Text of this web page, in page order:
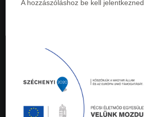
A hozzászóláshoz be kell jelentkezned